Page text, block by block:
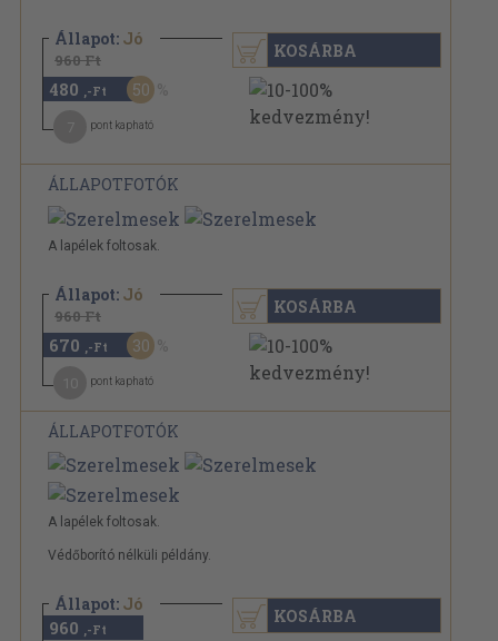
Állapot: Jó
960 Ft
480 ,-Ft 50
pont kapható
KOSÁRBA
ÁLLAPOTFOTÓK
A lapélek foltosak.
Állapot: Jó
960 Ft
670 ,-Ft 30
pont kapható
KOSÁRBA
ÁLLAPOTFOTÓK
A lapélek foltosak.
Védőborító nélküli példány.
Állapot: Jó
960 ,-Ft
KOSÁRBA